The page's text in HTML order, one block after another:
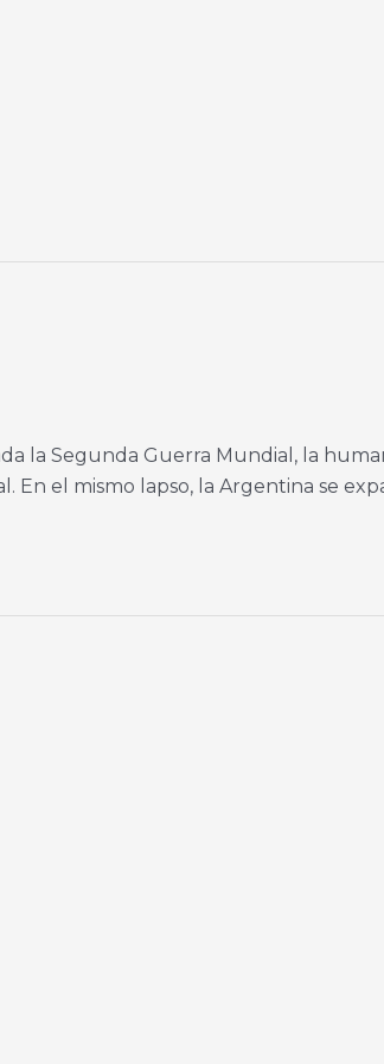
la Segunda Guerra Mundial, la
el mismo lapso, la Argentina se